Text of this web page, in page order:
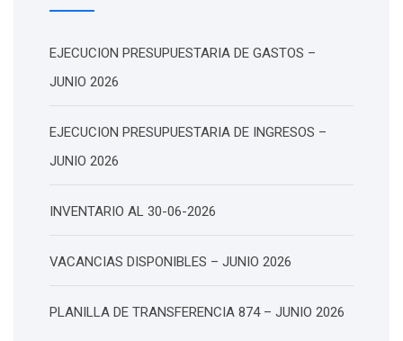
EJECUCION PRESUPUESTARIA DE GASTOS –
JUNIO 2026
EJECUCION PRESUPUESTARIA DE INGRESOS –
JUNIO 2026
INVENTARIO AL 30-06-2026
VACANCIAS DISPONIBLES – JUNIO 2026
PLANILLA DE TRANSFERENCIA 874 – JUNIO 2026